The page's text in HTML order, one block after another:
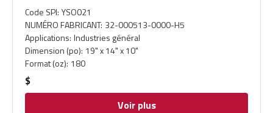
Code SPI: YSO021
NUMÉRO FABRICANT: 32-000513-0000-H5
Applications: Industries général
Dimension (po): 19" x 14" x 10"
Format (oz): 180
$
Voir plus